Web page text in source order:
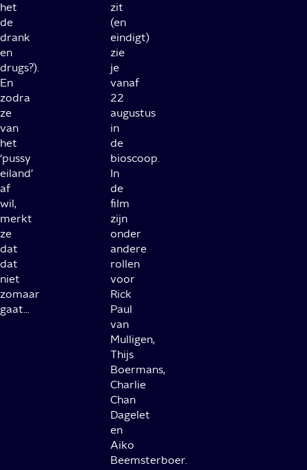
het
de
drank
en
drugs?).
En
zodra
ze
van
het
‘pussy
eiland’
af
wil,
merkt
ze
dat
dat
niet
zomaar
gaat…
zit
(en
eindigt)
zie
je
vanaf
22
augustus
in
de
bioscoop.
In
de
film
zijn
onder
andere
rollen
voor
Rick
Paul
van
Mulligen,
Thijs
Boermans,
Charlie
Chan
Dagelet
en
Aiko
Beemsterboer.